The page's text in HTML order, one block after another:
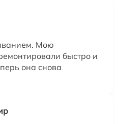
Мою
быстро и
она снова